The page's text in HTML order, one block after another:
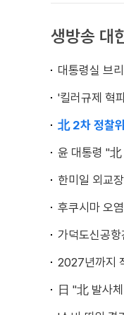
생방송 대
대통령실 브
'킬러규제 혁
北 2차 정찰
윤 대통령 "北
한미일 외교
후쿠시마 오
가덕도신공항
2027년까지
日 "北 발사